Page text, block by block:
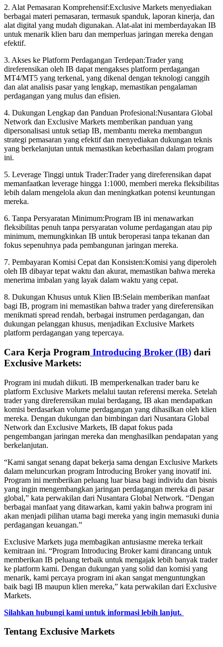
2. Alat Pemasaran Komprehensif:Exclusive Markets menyediakan
berbagai materi pemasaran, termasuk spanduk, laporan kinerja, dan
alat digital yang mudah digunakan. Alat-alat ini memberdayakan IB
untuk menarik klien baru dan memperluas jaringan mereka dengan
efektif.
3. Akses ke Platform Perdagangan Terdepan:Trader yang
direferensikan oleh IB dapat mengakses platform perdagangan
MT4/MT5 yang terkenal, yang dikenal dengan teknologi canggih
dan alat analisis pasar yang lengkap, memastikan pengalaman
perdagangan yang mulus dan efisien.
4. Dukungan Lengkap dan Panduan Profesional:Nusantara Global
Network dan Exclusive Markets memberikan panduan yang
dipersonalisasi untuk setiap IB, membantu mereka membangun
strategi pemasaran yang efektif dan menyediakan dukungan teknis
yang berkelanjutan untuk memastikan keberhasilan dalam program
ini.
5. Leverage Tinggi untuk Trader:Trader yang direferensikan dapat
memanfaatkan leverage hingga 1:1000, memberi mereka fleksibilitas
lebih dalam mengelola akun dan meningkatkan potensi keuntungan
mereka.
6. Tanpa Persyaratan Minimum:Program IB ini menawarkan
fleksibilitas penuh tanpa persyaratan volume perdagangan atau pip
minimum, memungkinkan IB untuk beroperasi tanpa tekanan dan
fokus sepenuhnya pada pembangunan jaringan mereka.
7. Pembayaran Komisi Cepat dan Konsisten:Komisi yang diperoleh
oleh IB dibayar tepat waktu dan akurat, memastikan bahwa mereka
menerima imbalan yang layak dalam waktu yang cepat.
8. Dukungan Khusus untuk Klien IB:Selain memberikan manfaat
bagi IB, program ini memastikan bahwa trader yang direferensikan
menikmati spread rendah, berbagai instrumen perdagangan, dan
dukungan pelanggan khusus, menjadikan Exclusive Markets
platform perdagangan yang tepercaya.
Cara Kerja Program Introducing Broker (IB) dari
Exclusive Markets:
Program ini mudah diikuti. IB memperkenalkan trader baru ke
platform Exclusive Markets melalui tautan referensi mereka. Setelah
trader yang direferensikan mulai berdagang, IB akan mendapatkan
komisi berdasarkan volume perdagangan yang dihasilkan oleh klien
mereka. Dengan dukungan dan bimbingan dari Nusantara Global
Network dan Exclusive Markets, IB dapat fokus pada
pengembangan jaringan mereka dan menghasilkan pendapatan yang
berkelanjutan.
“Kami sangat senang dapat bekerja sama dengan Exclusive Markets
dalam meluncurkan program Introducing Broker yang inovatif ini.
Program ini memberikan peluang luar biasa bagi individu dan bisnis
yang ingin mengembangkan jaringan perdagangan mereka di pasar
global,” kata perwakilan dari Nusantara Global Network. “Dengan
berbagai manfaat yang ditawarkan, kami yakin bahwa program ini
akan menjadi pilihan utama bagi mereka yang ingin memasuki dunia
perdagangan keuangan.”
Exclusive Markets juga membagikan antusiasme mereka terkait
kemitraan ini. “Program Introducing Broker kami dirancang untuk
memberikan IB peluang terbaik untuk mengajak lebih banyak trader
ke platform kami. Dengan dukungan yang solid dan komisi yang
menarik, kami percaya program ini akan sangat menguntungkan
baik bagi IB maupun klien mereka,” kata perwakilan dari Exclusive
Markets.
Silahkan hubungi kami untuk informasi lebih lanjut.
Tentang Exclusive Markets